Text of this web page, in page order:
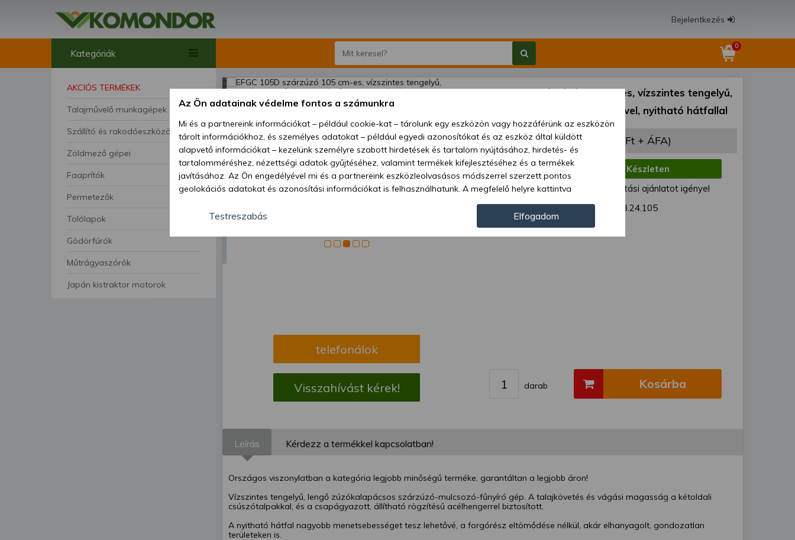
Bejelentkezés
Kategóriák
AKCIÓS TERMÉKEK
Talajművelő munkagépek
Szállító és rakodóeszközök
Zöldmező gépei
Faaprítók
Permetezők
Tolólapok
Gödörfúrók
Műtrágyaszórók
Japán kistraktor motorok
0
telefonálok
Visszahívást kérek!
EFGC 105D szárzúzó 105 cm-es, vízszintes tengelyű,
kalapácsos, erősített hajtóművel, nyitható hátfallal
Ár: 499 990 Ft (393 693 Ft + ÁFA)
Elérhetőség:
Készleten
Szállítási mód:
Egyedi szállítási ajánlatot igényel
Cikkszám:
EFGC105D 3.24.105
darab Kosárba
Leírás Kérdezz a termékkel kapcsolatban!
Országos viszonylatban a kategória legjobb minőségű terméke, garantáltan a legjobb áron!
Vízszintes tengelyű, lengő zúzókalapácsos szárzúzó-mulcsozó-fűnyíró gép. A talajkövetés és vágási magasság a kétoldali
csúszótalpakkal, és a csapágyazott, állítható rögzítésű acélhengerrel biztosított.
A nyitható hátfal nagyobb menetsebességet tesz lehetővé, a forgórész eltömődése nélkül, akár elhanyagolt, gondozatlan
területeken is.
Az Ön adatainak védelme fontos a számunkra
Mi és a partnereink információkat – például cookie-kat – tárolunk egy eszközön vagy hozzáférünk az eszközön
tárolt információkhoz, és személyes adatokat – például egyedi azonosítókat és az eszköz által küldött
alapvető információkat – kezelünk személyre szabott hirdetések és tartalom nyújtásához, hirdetés- és
tartalomméréshez, nézettségi adatok gyűjtéséhez, valamint termékek kifejlesztéséhez és a termékek
javításához. Az Ön engedélyével mi és a partnereink eszközleolvasásos módszerrel szerzett pontos
geolokációs adatokat és azonosítási információkat is felhasználhatunk. A megfelelő helyre kattintva
hozzájárulhat ahhoz, hogy mi és a partnereink a fent leírtak szerint adatkezelést végezzünk. Másik
lehetőségként a hozzájárulás megadása vagy elutasítása előtt részletesebb információkhoz juthat, és
megváltoztathatja beállításait. Felhívjuk figyelmét, hogy személyes adatainak bizonyos kezeléséhez nem
feltétlenül szükséges az Ön hozzájárulása, de jogában áll tiltakozni az ilyen jellegű adatkezelés ellen. A
segítségével bármikor megváltoztathatja a beállításait.
Testreszabás Elfogadom